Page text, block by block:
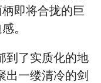
即将合拢的巨
。
到了实质化的地
出一缕清冷的剑